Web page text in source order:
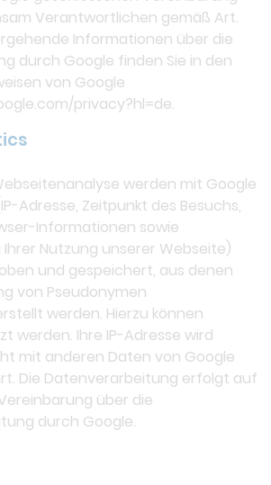
Verantwortlichen gemäß Art.
Informationen über die
durch Google finden Sie in den
von Google
privacy?hl=de.
werden mit Google
Adresse, Zeitpunkt des Besuchs,
Informationen sowie
Nutzung unserer Webseite)
und gespeichert, aus denen
von Pseudonymen
werden. Hierzu können
werden. Ihre IP-Adresse wird
mit anderen Daten von Google
Die Datenverarbeitung erfolgt auf
über die
durch Google.